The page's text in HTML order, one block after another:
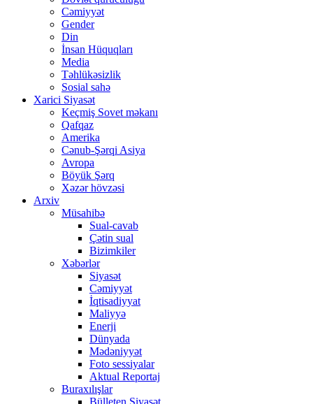
Cəmiyyət
Gender
Din
İnsan Hüquqları
Media
Təhlükəsizlik
Sosial sahə
Xarici Siyasət
Keçmiş Sovet məkanı
Qafqaz
Amerika
Cənub-Şərqi Asiya
Avropa
Böyük Şərq
Xəzər hövzəsi
Arxiv
Müsahibə
Sual-cavab
Çətin sual
Bizimkiler
Xəbərlər
Siyasət
Cəmiyyət
İqtisadiyyat
Maliyyə
Enerji
Dünyada
Mədəniyyət
Foto sessiyalar
Aktual Reportaj
Buraxılışlar
Bülleten Siyasət